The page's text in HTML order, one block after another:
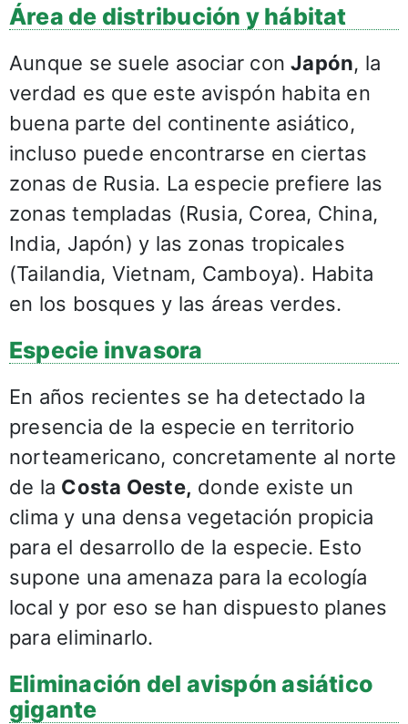
Área de distribución y hábitat
Aunque se suele asociar conJapón, la
verdad es que este avispón habita en
buena parte del continente asiático,
incluso puede encontrarse en ciertas
zonas de Rusia. La especie prefiere las
zonas templadas (Rusia, Corea, China,
India, Japón) y las zonas tropicales
(Tailandia, Vietnam, Camboya). Habita
en los bosques y las áreas verdes.
Especie invasora
En años recientes se ha detectado la
presencia de la especie en territorio
norteamericano, concretamente al norte
de la Costa Oeste, donde existe un
clima y una densa vegetación propicia
para el desarrollo de la especie. Esto
supone una amenaza para la ecología
local y por eso se han dispuesto planes
para eliminarlo.
Eliminación del avispón asiático
gigante